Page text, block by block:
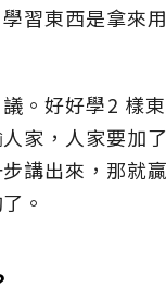
習東西是拿來
。好好學2 樣
家，人家要加
講出來，那就
。